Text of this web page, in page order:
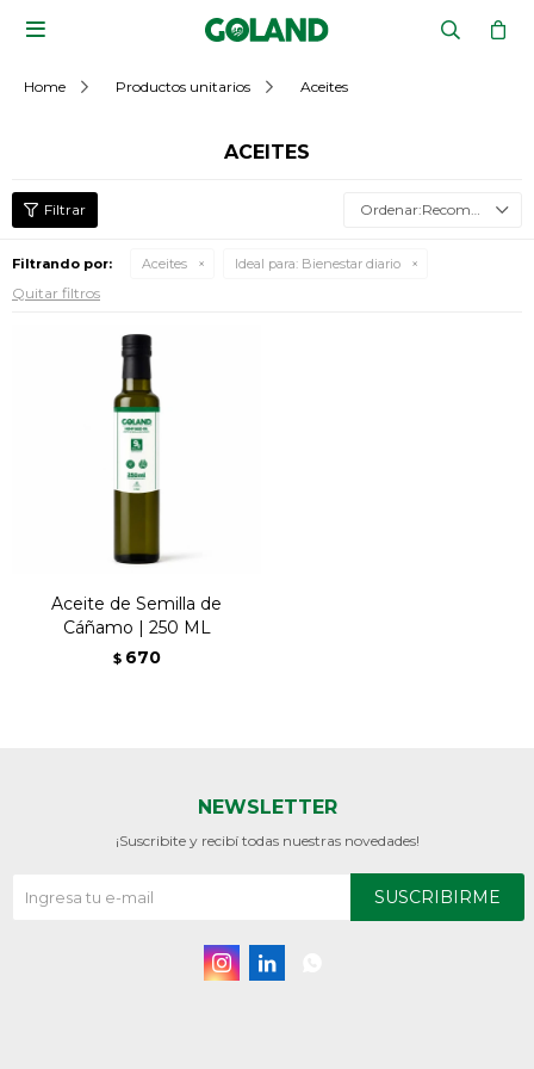

Home Productos unitarios Aceites
ACEITES
Recomendados
Filtrando por: Aceites Ideal para: Bienestar diario
Quitar filtros
Aceite de Semilla de
Cáñamo | 250 ML
$ 670
NEWSLETTER
¡Suscribite y recibí todas nuestras novedades!
SUSCRIBIRME
 